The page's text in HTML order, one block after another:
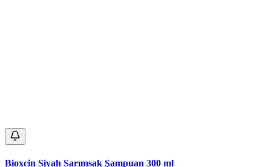
Bioxcin Siyah Sarımsak Şampuan 300 ml